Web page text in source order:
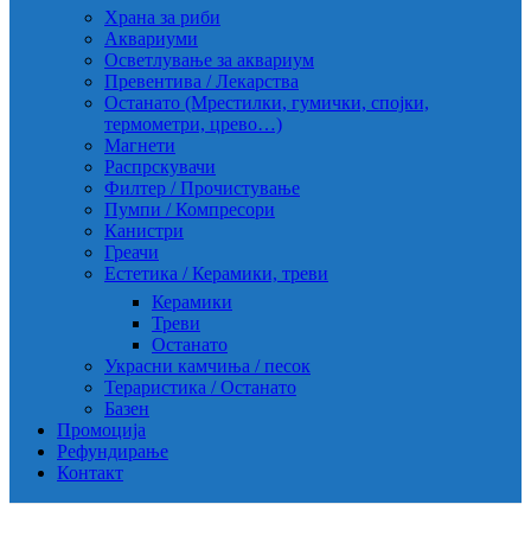
Храна за риби
Аквариуми
Осветлување за аквариум
Превентива / Лекарства
Останато (Мрестилки, гумички, спојки,
термометри, црево…)
Магнети
Распрскувачи
Филтер / Прочистување
Пумпи / Компресори
Канистри
Греачи
Естетика / Керамики, треви
Керамики
Треви
Останато
Украсни камчиња / песок
Тераристика / Останато
Базен
Промоција
Рефундирање
Контакт